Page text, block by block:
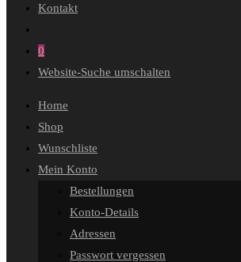
Kontakt
0
Website-Suche umschalten
Home
Shop
Wunschliste
Mein Konto
Bestellungen
Konto-Details
Adressen
Passwort vergessen